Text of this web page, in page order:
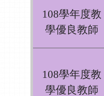
108學年度教
學優良教師
108學年度教
學優良教師